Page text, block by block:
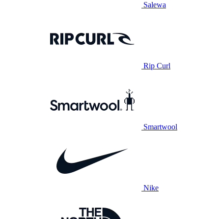
Salewa
Rip Curl
Smartwool
Nike